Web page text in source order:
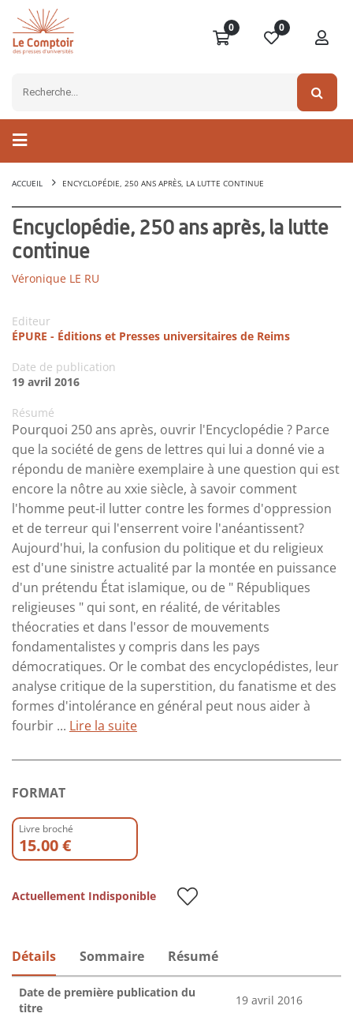
0 0
ACCUEIL ENCYCLOPÉDIE, 250 ANS APRÈS, LA LUTTE CONTINUE
Encyclopédie, 250 ans après, la lutte
continue
Véronique LE RU
Editeur
ÉPURE - Éditions et Presses universitaires de Reims
Date de publication
19 avril 2016
Résumé
Pourquoi 250 ans après, ouvrir l'Encyclopédie ? Parce
que la société de gens de lettres qui lui a donné vie a
répondu de manière exemplaire à une question qui est
encore la nôtre au xxie siècle, à savoir comment
l'homme peut-il lutter contre les formes d'oppression
et de terreur qui l'enserrent voire l'anéantissent?
Aujourd'hui, la confusion du politique et du religieux
est d'une sinistre actualité par la montée en puissance
d'un prétendu État islamique, ou de " Républiques
religieuses " qui sont, en réalité, de véritables
théocraties et dans l'essor de mouvements
fondamentalistes y compris dans les pays
démocratiques. Or le combat des encyclopédistes, leur
analyse critique de la superstition, du fanatisme et des
formes d'intolérance en général peut nous aider à
fourbir ... Lire la suite
FORMAT
Livre broché
15.00 €
Actuellement Indisponible
Détails Sommaire Résumé
Date de première publication du
titre
19 avril 2016